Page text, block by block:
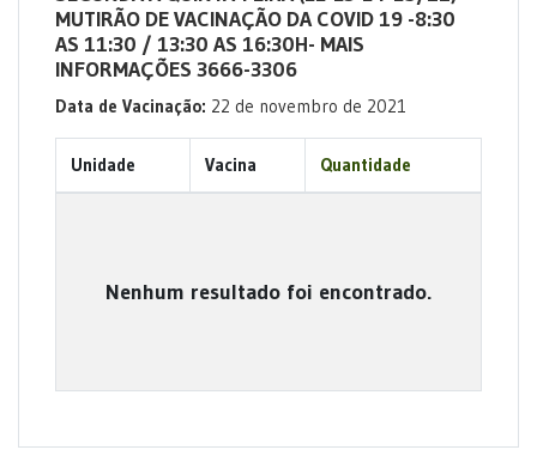
MUTIRÃO DE VACINAÇÃO DA COVID 19 -8:30
AS 11:30 / 13:30 AS 16:30H- MAIS
INFORMAÇÕES 3666-3306
Data de Vacinação: 22 de novembro de 2021
Unidade Vacina Quantidade
Nenhum resultado foi encontrado.